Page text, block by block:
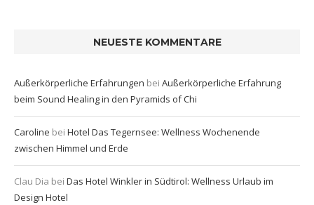
NEUESTE KOMMENTARE
Außerkörperliche Erfahrungen bei Außerkörperliche Erfahrung
beim Sound Healing in den Pyramids of Chi
Caroline bei Hotel Das Tegernsee: Wellness Wochenende
zwischen Himmel und Erde
Clau Dia bei Das Hotel Winkler in Südtirol: Wellness Urlaub im
Design Hotel